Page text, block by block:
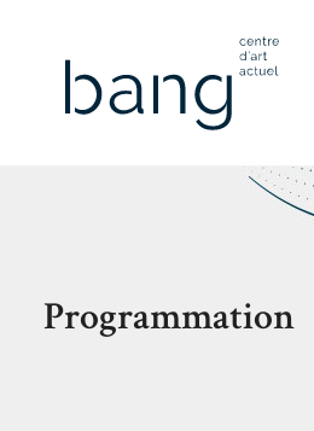
Programmation